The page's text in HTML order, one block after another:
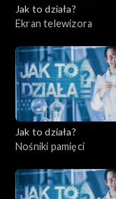
Jak to działa?
Ekran telewizora
Jak to działa?
Nośniki pamięci